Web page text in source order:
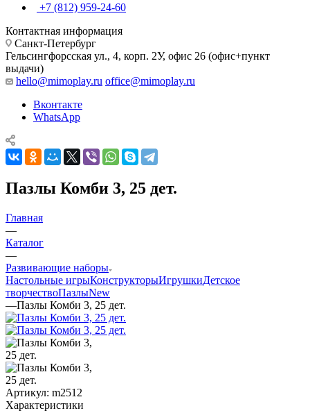
+7 (812) 959-24-60
Контактная информация
Санкт-Петербург
Гельсингфорсская ул., 4, корп. 2У, офис 26 (офис+пункт
выдачи)
hello@mimoplay.ru office@mimoplay.ru
Вконтакте
WhatsApp
Пазлы Комби 3, 25 дет.
Главная
—
Каталог
—
Развивающие наборы
Настольные игрыКонструкторыИгрушкиДетское
творчествоПазлыNew
—Пазлы Комби 3, 25 дет.
Артикул: m2512
Характеристики